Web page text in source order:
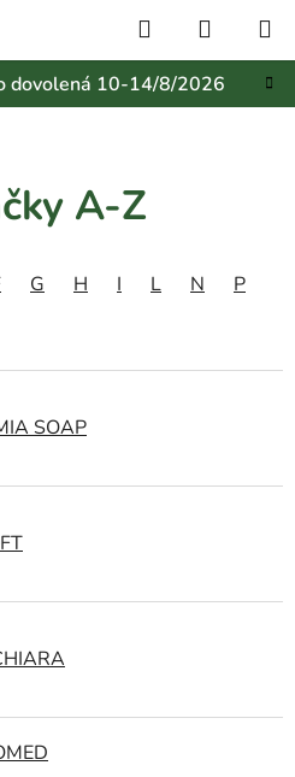
dovolená 10-14/8/2026
Hledat
KOŠÍK
A-Z
G H I L N P
SOAP